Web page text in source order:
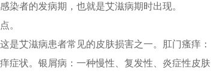
染者的发病期，也就是艾滋病期时出现。
。
是艾滋病患者常见的皮肤损害之一。肛门瘙痒：
症状。银屑病：一种慢性、复发性、炎症性皮肤